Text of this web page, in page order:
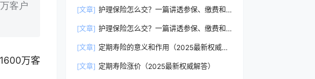
客户
万客
[文章] 护理保险怎么交？一篇讲透参保、缴费和
[文章] 护理保险怎么交？一篇讲透参保、缴费和
[文章] 定期寿险的意义和作用（2025最新权威解
[文章] 定期寿险涨价（2025最新权威解答）